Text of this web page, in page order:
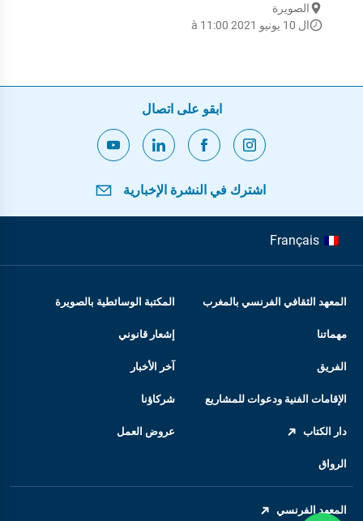
الصويرة
ال 10 يونيو 2021 à 11:00
ابقو على اتصال
اشترك في النشرة الإخبارية
Français
المعهد الثقافي الفرنسي بالمغرب المكتبة الوسائطية بالصويرة
مهماتنا إشعار قانوني
الفريق آخر الأخبار
الإقامات الفنية ودعوات للمشاريع شركاؤنا
دار الكتاب عروض العمل
الرواق
المعهد الفرنسي